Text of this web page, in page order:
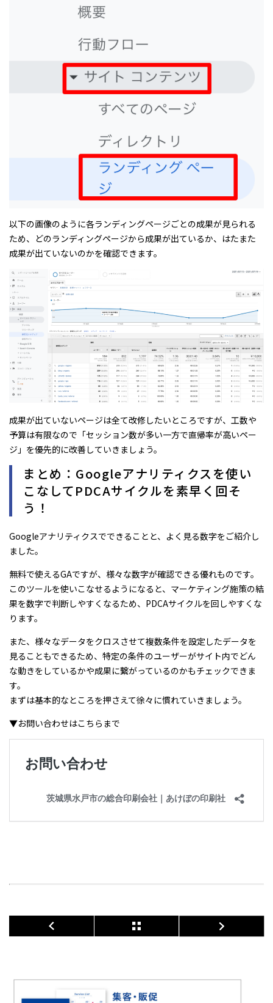
以下の画像のように各ランディングページごとの成果が見られる
ため、どのランディングページから成果が出ているか、はたまた
成果が出ていないのかを確認できます。
成果が出ていないページは全て改修したいところですが、工数や
予算は有限なので「セッション数が多い一方で直帰率が高いペー
ジ」を優先的に改善していきましょう。
まとめ：Googleアナリティクスを使い
こなしてPDCAサイクルを素早く回そ
う！
Googleアナリティクスでできることと、よく見る数字をご紹介し
ました。
無料で使えるGAですが、様々な数字が確認できる優れものです。
このツールを使いこなせるようになると、マーケティング施策の結
果を数字で判断しやすくなるため、PDCAサイクルを回しやすくな
ります。
また、様々なデータをクロスさせて複数条件を設定したデータを
見ることもできるため、特定の条件のユーザーがサイト内でどん
な動きをしているかや成果に繋がっているのかもチェックできま
す。
まずは基本的なところを押さえて徐々に慣れていきましょう。
▼お問い合わせはこちらまで